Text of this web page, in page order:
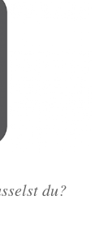
du?